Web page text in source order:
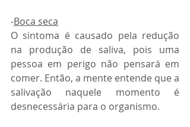
-Boca seca
O sintoma é causado pela redução
na produção de saliva, pois uma
pessoa em perigo não pensará em
comer. Então, a mente entende que a
salivação naquele momento é
desnecessária para o organismo.